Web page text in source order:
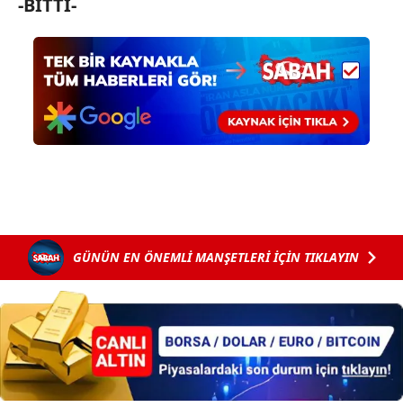
GÜNÜN EN ÖNEMLİ MANŞETLERİ İÇİN TIKLAYIN